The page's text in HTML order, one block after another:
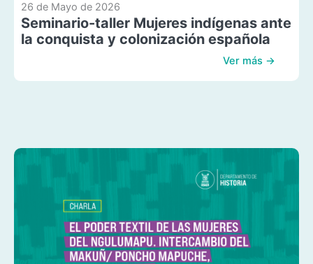
26 de Mayo de 2026
Seminario-taller Mujeres indígenas ante
la conquista y colonización española
Ver más →